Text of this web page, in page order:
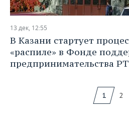
13 дек, 12:55
В Казани стартует
«распиле» в Фонде
предпринимательства РТ
1 2